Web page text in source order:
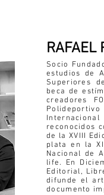
RAFAEL
Socio
estudios de
Superiores
beca de
creadores
reconocidos
de la XVIII
plata en la
Nacional de
life.
En
Editorial,
difunde el
documento